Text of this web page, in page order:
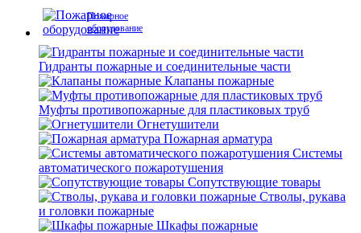
Пожарное
оборудование
Гидранты пожарные и соединительные части
Клапаны пожарные
Муфты противопожарные для пластиковых труб
Огнетушители
Пожарная арматура
Системы
автоматического пожаротушения
Сопутствующие товары
Стволы, рукава
и головки пожарные
Шкафы пожарные